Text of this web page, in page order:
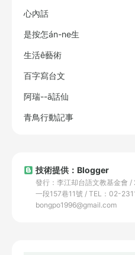
心內話
是按怎án-ne生
生活ê藝術
百字寫台文
阿瑞--ā話仙
青鳥行動記事
技術提供：Blogger
發行：李江却台語文教基金會
一段157巷11號 / TEL：02-
bongpo1996@gmail.com